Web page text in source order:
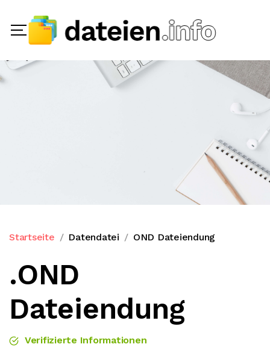
Startseite Datendatei OND Dateiendung
.OND
Dateiendung
Verifizierte Informationen